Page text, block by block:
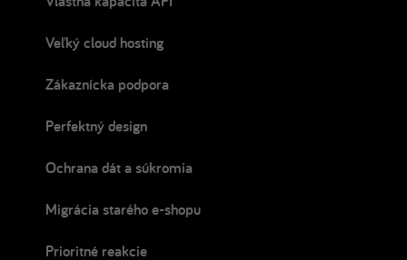
Veľký cloud hosting
Zákaznícka podpora
Perfektný design
Ochrana dát a súkromia
Migrácia starého e-shopu
Prioritné reakcie